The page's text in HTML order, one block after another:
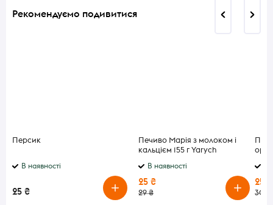
Рекомендуємо подивитися
Персик
В наявності
25 ₴
Печиво Марія з молоком і
кальцієм 155 г Yarych
В наявності
25 ₴
29 ₴
25 ₴
30 ₴